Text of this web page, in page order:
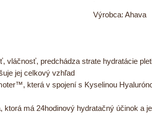
Výrobca: Ahava
vláčnosť, predchádza strate hydratácie
jej celkový vzhľad
která v spojení s Kyselinou
má 24hodinový hydratačný účinok a